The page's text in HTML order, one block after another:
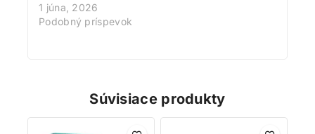
1 júna, 2026
Podobný príspevok
Súvisiace produkty